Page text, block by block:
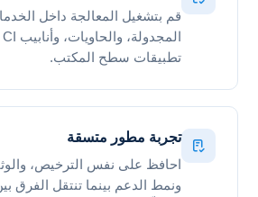
قم بتشغيل المعالجة داخل
تطبيقات سطح المكتب.
تجربة مطور متسقة
احافظ على نفس الترخيص،
ونمط الدعم بينما تنتقل الفرق